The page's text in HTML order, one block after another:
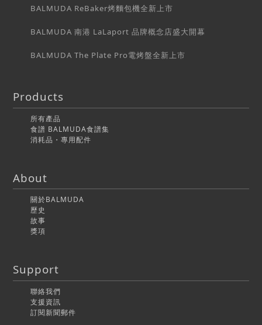
BALMUDA ReBaker烤麵包機全新上市
BALMUDA 南港 LaLaport 品牌概念店盛大開幕
BALMUDA The Plate Pro電烤盤全新上市
Products
所有產品
食譜 BALMUDA食譜集
消耗品・專用配件
About
關於BALMUDA
歷史
故事
獎項
Support
聯絡我們
支援資訊
訂閱新聞郵件